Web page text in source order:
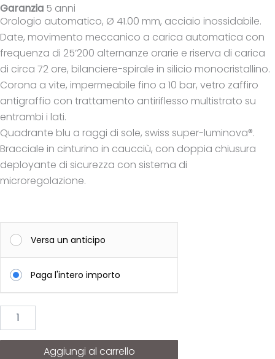
Garanzia 5 anni
Orologio automatico, Ø 41.00 mm, acciaio inossidabile.
Date, movimento meccanico a carica automatica con
frequenza di 25’200 alternanze orarie e riserva di carica
di circa 72 ore, bilanciere-spirale in silicio monocristallino.
Corona a vite, impermeabile fino a 10 bar, vetro zaffiro
antigraffio con trattamento antiriflesso multistrato su
entrambi i lati.
Quadrante blu a raggi di sole, swiss super-luminova®.
Bracciale in cinturino in caucciù, con doppia chiusura
deployante di sicurezza con sistema di
microregolazione.
Versa un anticipo
Paga l'intero importo
Conquest
Aggiungi al carrello